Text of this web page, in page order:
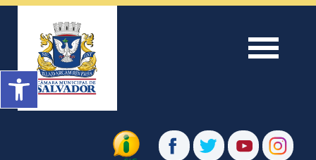
Menu
Barra de Ferramentas Aberta